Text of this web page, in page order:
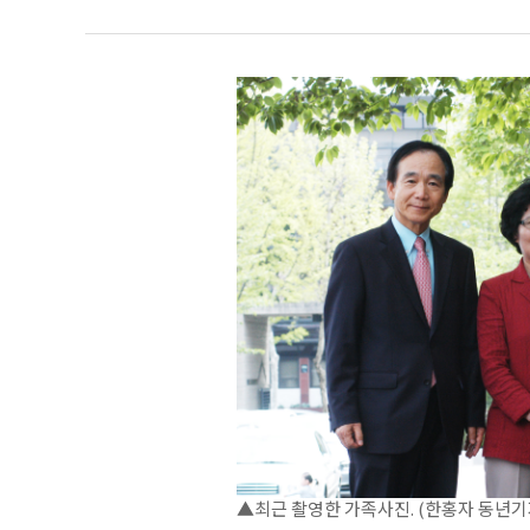
▲최근 촬영한 가족사진. (한홍자 동년